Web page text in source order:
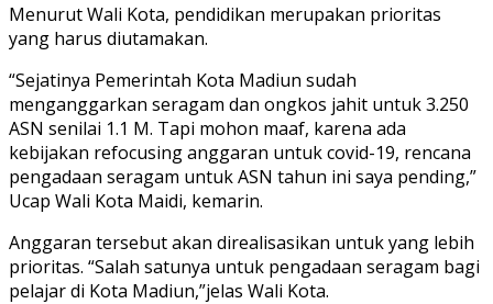
Menurut Wali Kota, pendidikan merupakan prioritas
yang harus diutamakan.
“Sejatinya Pemerintah Kota Madiun sudah
menganggarkan seragam dan ongkos jahit untuk 3.250
ASN senilai 1.1 M. Tapi mohon maaf, karena ada
kebijakan refocusing anggaran untuk covid-19, rencana
pengadaan seragam untuk ASN tahun ini saya pending,”
Ucap Wali Kota Maidi, kemarin.
Anggaran tersebut akan direalisasikan untuk yang lebih
prioritas. “Salah satunya untuk pengadaan seragam bagi
pelajar di Kota Madiun,”jelas Wali Kota.